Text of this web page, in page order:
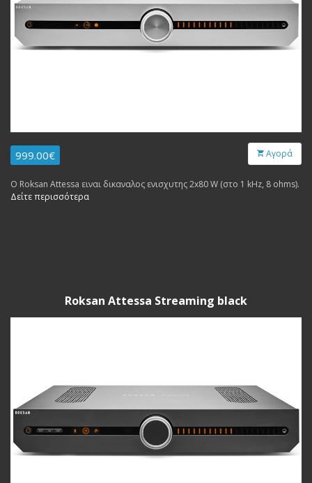
999.00€ Αγορά
Ο Roksan Attessa ειναι δικαναλος ενισχυτης 2x80 W (στο 1 kHz, 8 ohms).
Δείτε περισσότερα
Roksan Attessa Streaming black